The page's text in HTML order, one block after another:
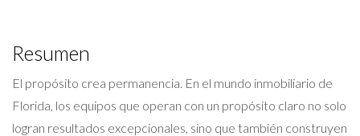
Resumen
El propósito crea permanencia. En el mundo inmobiliario de
Florida, los equipos que operan con un propósito claro no solo
logran resultados excepcionales, sino que también construyen